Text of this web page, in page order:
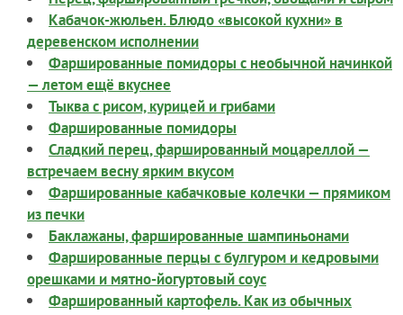
Кабачок-жюльен. Блюдо «высокой кухни» в
деревенском исполнении
Фаршированные помидоры с необычной начинкой
— летом ещё вкуснее
Тыква с рисом, курицей и грибами
Фаршированные помидоры
Сладкий перец, фаршированный моцареллой —
встречаем весну ярким вкусом
Фаршированные кабачковые колечки — прямиком
из печки
Баклажаны, фаршированные шампиньонами
Фаршированные перцы с булгуром и кедровыми
орешками и мятно-йогуртовый соус
Фаршированный картофель. Как из обычных